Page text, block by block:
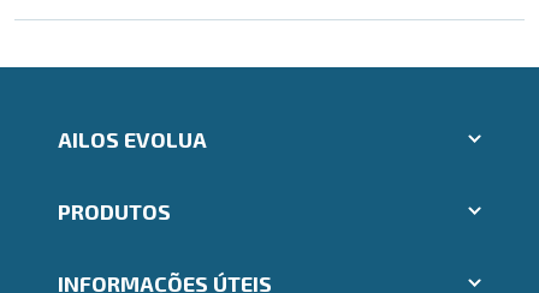
AILOS EVOLUA
Indique um amigo
Segunda via e atualização de boletos
PRODUTOS
INFORMAÇÕES ÚTEIS